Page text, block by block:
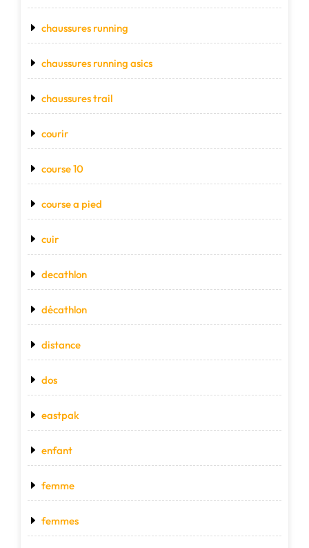
chaussures running
chaussures running asics
chaussures trail
courir
course 10
course a pied
cuir
decathlon
décathlon
distance
dos
eastpak
enfant
femme
femmes